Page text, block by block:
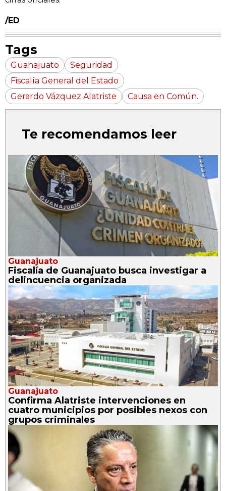
/ED
Tags
Guanajuato
Seguridad
Fiscalía General del Estado
Gerardo Vázquez Alatriste
Causa en Común.
Te recomendamos leer
Guanajuato
Fiscalía de Guanajuato busca investigar a
delincuencia organizada
Guanajuato
Confirma Alatriste intervenciones en
cuatro municipios por posibles nexos con
grupos criminales